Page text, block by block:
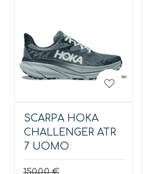
SCARPA HOKA
CHALLENGER ATR
7 UOMO
150,00 €